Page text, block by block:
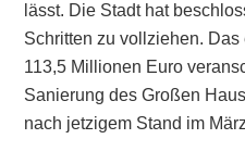
lässt. Die Stadt hat
Schritten zu vollziehen.
113,5 Millionen Euro
Sanierung des Großen
nach jetzigem Stand im